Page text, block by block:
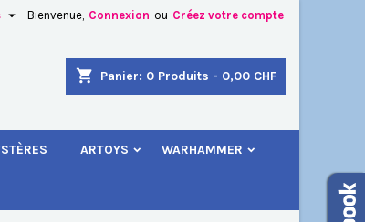
Bienvenue, Connexion ou Créez votre compte

shopping_cart Panier: 0 Produits - 0,00 CHF
ARTOYS WARHAMMER